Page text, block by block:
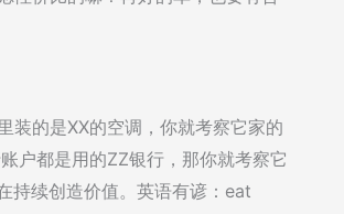
装的是XX的空调，你就考察它家的
户都是用的ZZ银行，那你就考察它
持续创造价值。英语有谚：eat